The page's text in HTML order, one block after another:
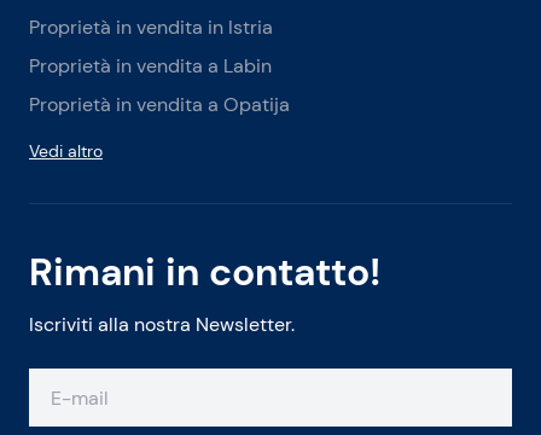
Rimani in contatto!
Iscriviti alla nostra Newsletter.
Proprietà in vendita in Istria
Proprietà in vendita a Labin
Proprietà in vendita a Opatija
Vedi altro